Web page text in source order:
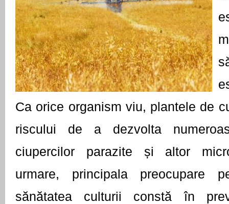
Ca orice organism viu, plantele de
riscului de a dezvolta
ciupercilor parazite și altor
urmare, principala preocupare
sănătatea culturii constă în